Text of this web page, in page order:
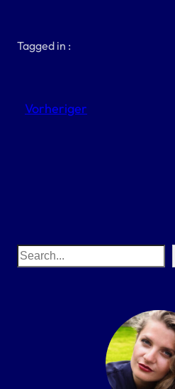
Tagged in :
Vorheriger
S
e